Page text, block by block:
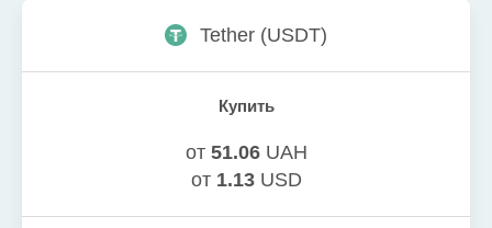
Tether (USDT)
Купить
от 51.06UAH
от 1.13USD